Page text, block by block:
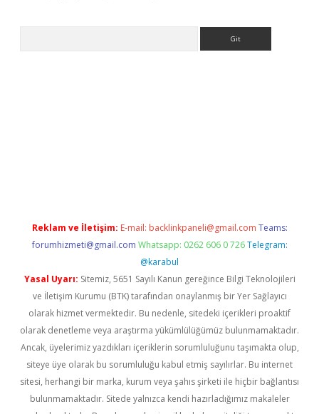
Reklam ve İletişim: E-mail: backlinkpaneli@gmail.com Teams:
forumhizmeti@gmail.com Whatsapp: 0262 606 0 726 Telegram:
@karabul
Yasal Uyarı: Sitemiz, 5651 Sayılı Kanun gereğince Bilgi Teknolojileri
ve İletişim Kurumu (BTK) tarafından onaylanmış bir Yer Sağlayıcı
olarak hizmet vermektedir. Bu nedenle, sitedeki içerikleri proaktif
olarak denetleme veya araştırma yükümlülüğümüz bulunmamaktadır.
Ancak, üyelerimiz yazdıkları içeriklerin sorumluluğunu taşımakta olup,
siteye üye olarak bu sorumluluğu kabul etmiş sayılırlar. Bu internet
sitesi, herhangi bir marka, kurum veya şahıs şirketi ile hiçbir bağlantısı
bulunmamaktadır. Sitede yalnızca kendi hazırladığımız makaleler